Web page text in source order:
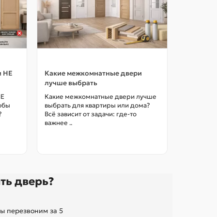
НЕ
Какие межкомнатные двери
лучше выбрать
Какие межкомнатные двери лучше
выбрать для квартиры или дома?
Всё зависит от задачи: где-то
важнее ..
дверь?
перезвоним за 5